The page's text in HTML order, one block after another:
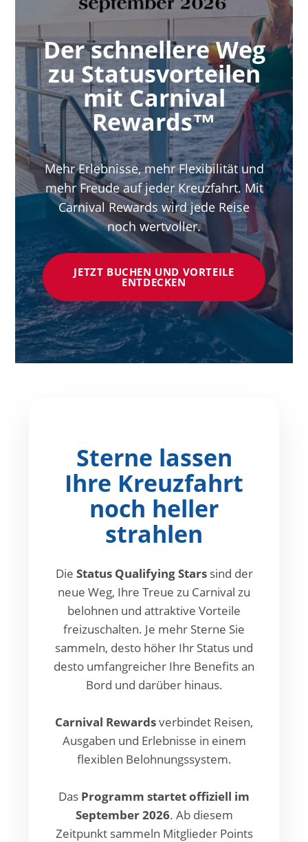
Der schnellere Weg
zu Statusvorteilen
mit Carnival
Rewards™
Mehr Erlebnisse, mehr Flexibilität und
mehr Freude auf jeder Kreuzfahrt. Mit
Carnival Rewards wird jede Reise
noch wertvoller.
JETZT BUCHEN UND VORTEILE
ENTDECKEN
Sterne lassen
Ihre Kreuzfahrt
noch heller
strahlen
Die Status Qualifying Stars sind der
neue Weg, Ihre Treue zu Carnival zu
belohnen und attraktive Vorteile
freizuschalten. Je mehr Sterne Sie
sammeln, desto höher Ihr Status und
desto umfangreicher Ihre Benefits an
Bord und darüber hinaus.
Carnival Rewardsverbindet Reisen,
Ausgaben und Erlebnisse in einem
flexiblen Belohnungssystem.
Das Programm startet offiziell im
September 2026. Ab diesem
Zeitpunkt sammeln Mitglieder Points